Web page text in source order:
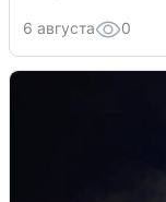
6 августа 0